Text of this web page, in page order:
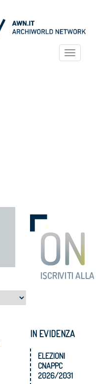
Toggle
IN EVIDENZA
ELEZIONI
CNAPPC
2026/2031